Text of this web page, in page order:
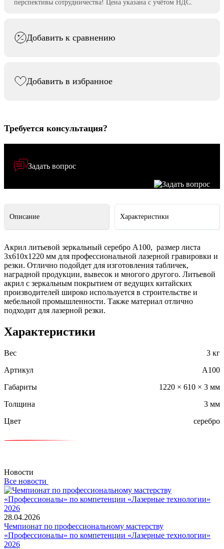
перспективы сотрудничества! Цена указана с учётом НДС.
Добавить к сравнению
Добавить в избранное
Требуется консультация?
Задать вопрос
Описание Характеристики
Акрил литьевой зеркальный серебро A100, размер листа
3х610х1220 мм для профессиональной лазерной гравировки и
резки. Отлично подойдет для изготовления табличек,
наградной продукции, вывесок и многого другого. Литьевой
акрил с зеркальным покрытием от ведущих китайских
производителей широко используется в строительстве и
мебельной промышленности. Также материал отлично
подходит для лазерной резки.
Характеристики
Вес
3 кг
Артикул
A100
Габариты
1220 × 610 × 3 мм
Толщина
3 мм
Цвет
серебро
Новости
Все новости
28.04.2026
Чемпионат по профессиональному мастерству
«Профессионалы» по компетенции «Лазерные технологии»
2026